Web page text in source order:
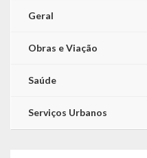
Geral
Obras e Viação
Saúde
Serviços Urbanos